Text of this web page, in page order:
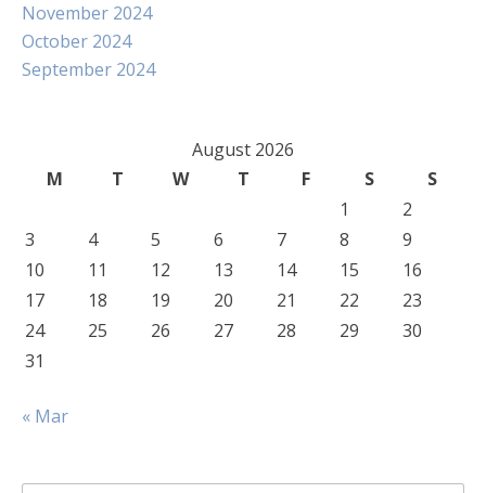
November 2024
October 2024
September 2024
August 2026
M
T W T F S
S
1
2
3
4 5 6 7 8
9
10
11 12 13 14 15
16
17
18 19 20 21 22
23
24
25 26 27 28 29
30
31
« Mar